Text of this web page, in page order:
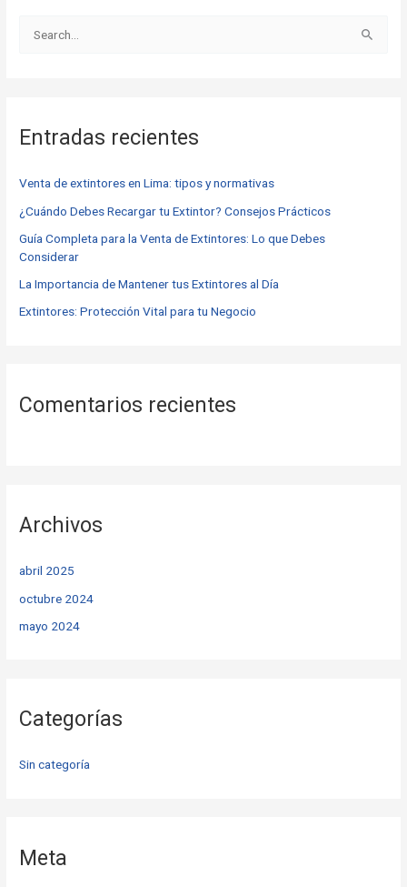
a
p
o
r
:
Entradas recientes
Venta de extintores en Lima: tipos y normativas
¿Cuándo Debes Recargar tu Extintor? Consejos Prácticos
Guía Completa para la Venta de Extintores: Lo que Debes
Considerar
La Importancia de Mantener tus Extintores al Día
Extintores: Protección Vital para tu Negocio
Comentarios recientes
Archivos
abril 2025
octubre 2024
mayo 2024
Categorías
Sin categoría
Meta